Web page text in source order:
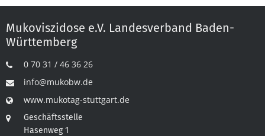
Mukoviszidose e.V. Landesverband Baden-
Württemberg
0 70 31 / 46 36 26
info@mukobw.de
www.mukotag-stuttgart.de
Geschäftsstelle
Hasenweg 1